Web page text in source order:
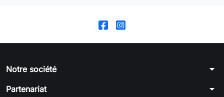
Notre société arrow_drop_down
Partenariat arrow_drop_down